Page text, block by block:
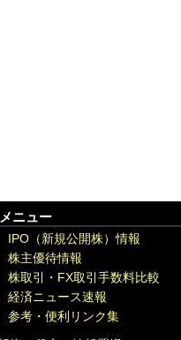
メニュー
IPO（新規公開株）情報
株主優待情報
株取引・FX取引手数料比較
経済ニュース速報
参考・便利リンク集